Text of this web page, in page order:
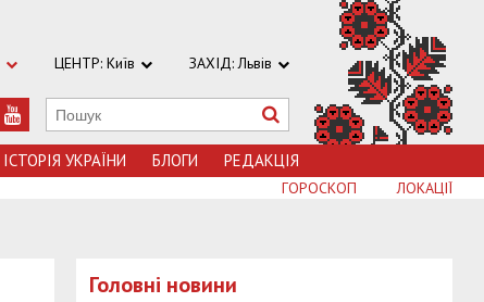
ЦЕНТР: Київ ЗАХІД: Львів
ІСТОРІЯ УКРАЇНИ БЛОГИ РЕДАКЦІЯ
ЛОКАЦІЇ
ГОРОСКОП
Головні новини